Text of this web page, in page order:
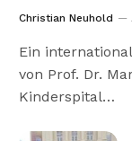
Christian Neuhold
Ein
von Prof. Dr.
Kinderspital…